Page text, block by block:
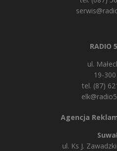
RADIO
ul.
19-300
tel. (87)
Agencja
ul. Ks J.